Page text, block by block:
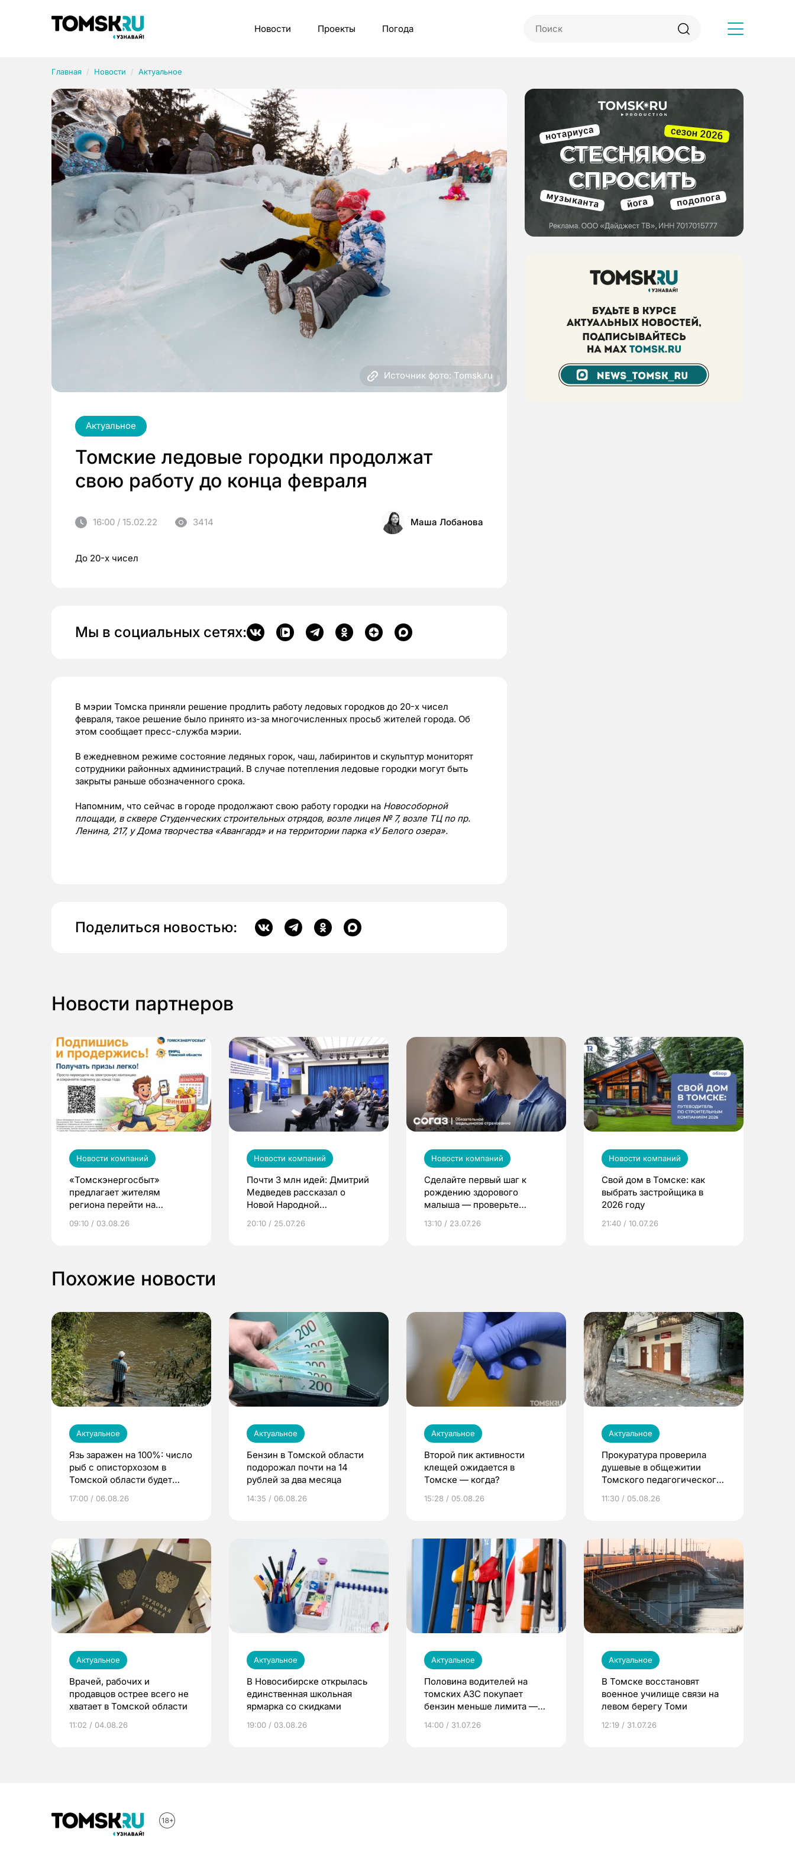
Новости Проекты Погода
Главная Новости Актуальное
Источник фото: Tomsk.ru
Актуальное
Томские ледовые городки продолжат
свою работу до конца февраля
16:00 / 15.02.22 3414 Маша Лобанова
До 20-х чисел
Мы в социальных сетях:
В мэрии Томска приняли решение продлить работу ледовых городков до 20-х чисел
февраля, такое решение было принято из-за многочисленных просьб жителей города. Об
этом сообщает пресс-служба мэрии.
В ежедневном режиме состояние ледяных горок, чаш, лабиринтов и скульптур мониторят
сотрудники районных администраций. В случае потепления ледовые городки могут быть
закрыты раньше обозначенного срока.
Напомним, что сейчас в городе продолжают свою работу городки на Новособорной
площади, в сквере Студенческих строительных отрядов, возле лицея № 7, возле ТЦ по пр.
Ленина, 217, у Дома творчества «Авангард» и на территории парка «У Белого озера».
Поделиться новостью:
Новости партнеров
Новости компаний
«Томскэнергосбыт»
предлагает жителям
региона перейти на
выиграть призы
09:10 / 03.08.26
Новости компаний
Почти 3 млн идей: Дмитрий
Медведев рассказал о
Новой Народной
20:10 / 25.07.26
Новости компаний
Сделайте первый шаг к
рождению здорового
малыша — проверьте
по ОМС!
13:10 / 23.07.26
Новости компаний
Свой дом в Томске: как
выбрать застройщика в
2026 году
21:40 / 10.07.26
Похожие новости
Актуальное
Язь заражен на 100%: число
рыб с описторхозом в
Томской области будет
17:00 / 06.08.26
Актуальное
Бензин в Томской области
подорожал почти на 14
рублей за два месяца
14:35 / 06.08.26
Актуальное
Второй пик активности
клещей ожидается в
Томске — когда?
15:28 / 05.08.26
Актуальное
Прокуратура проверила
душевые в общежитии
Томского педагогического
11:30 / 05.08.26
Актуальное
Врачей, рабочих и
продавцов острее всего не
хватает в Томской области
11:02 / 04.08.26
Актуальное
В Новосибирске открылась
единственная школьная
ярмарка со скидками
19:00 / 03.08.26
Актуальное
Половина водителей на
томских АЗС покупает
бензин меньше лимита —
14:00 / 31.07.26
Актуальное
В Томске восстановят
военное училище связи на
левом берегу Томи
12:19 / 31.07.26
Рубрики